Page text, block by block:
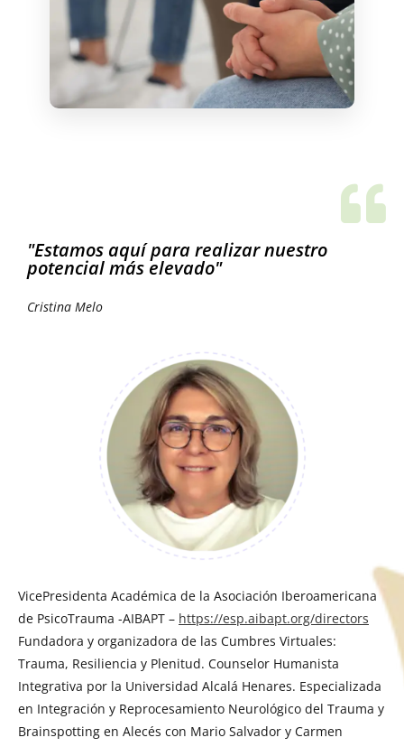
"Estamos aquí para realizar nuestro
potencial más elevado"
Cristina Melo
VicePresidenta Académica de la Asociación Iberoamericana
de PsicoTrauma -AIBAPT – https://esp.aibapt.org/directors
Fundadora y organizadora de las Cumbres Virtuales:
Trauma, Resiliencia y Plenitud. Counselor Humanista
Integrativa por la Universidad Alcalá Henares. Especializada
en Integración y Reprocesamiento Neurológico del Trauma y
Brainspotting en Alecés con Mario Salvador y Carmen